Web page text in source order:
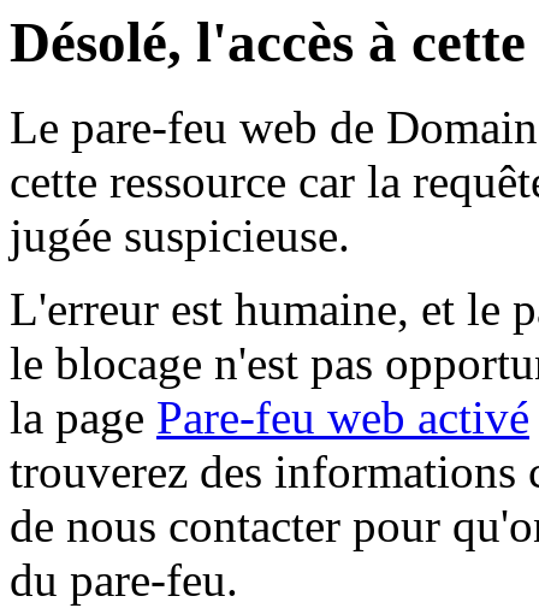
Désolé, l'accès à
Le pare-feu web de
cette ressource car la
jugée suspicieuse.
L'erreur est humaine, et le
le blocage n'est pas
la page Pare-feu web activé
trouverez des informations
de nous contacter pour
du pare-feu.